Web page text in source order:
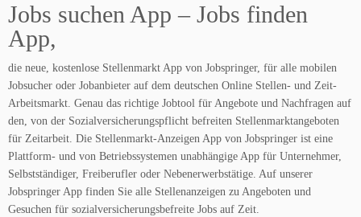
Jobs suchen App – Jobs finden
App,
die neue, kostenlose Stellenmarkt App von Jobspringer, für alle mobilen
Jobsucher oder Jobanbieter auf dem deutschen Online Stellen- und Zeit-
Arbeitsmarkt. Genau das richtige Jobtool für Angebote und Nachfragen auf
den, von der Sozialversicherungspflicht befreiten Stellenmarktangeboten
für Zeitarbeit. Die Stellenmarkt-Anzeigen App von Jobspringer ist eine
Plattform- und von Betriebssystemen unabhängige App für Unternehmer,
Selbstständiger, Freiberufler oder Nebenerwerbstätige. Auf unserer
Jobspringer App finden Sie alle Stellenanzeigen zu Angeboten und
Gesuchen für sozialversicherungsbefreite Jobs auf Zeit.